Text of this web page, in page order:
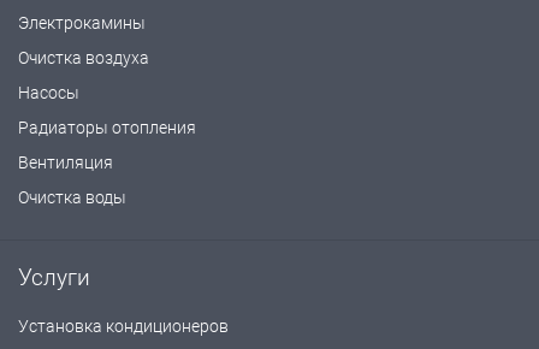
Электрокамины
Очистка воздуха
Насосы
Радиаторы отопления
Вентиляция
Очистка воды
Услуги
Установка кондиционеров